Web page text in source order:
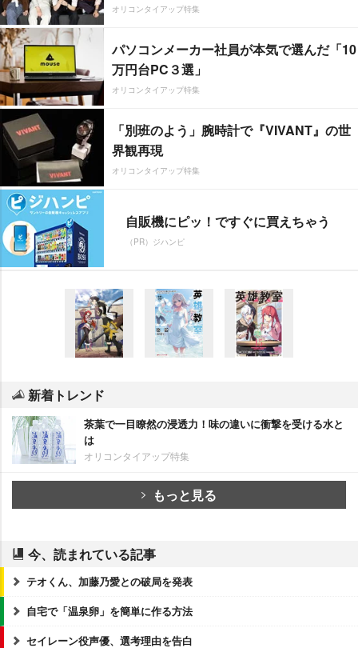
オリコンタイアップ特集
パソコンメーカー社員が本気で選んだ「10
万円台PC３選」
オリコンタイアップ特集
「別班のよう」腕時計で『VIVANT』の世
界観再現
オリコンタイアップ特集
自販機にピッ！ですぐに買えちゃう
（PR）ジハンピ
新着トレンド
茶葉で一目瞭然の浸透力！味の違いに衝撃を受ける水と
は
オリコンタイアップ特集
もっと見る
今、読まれている記事
テオくん、加藤乃愛との破局を発表
自宅で「温泉卵」を簡単に作る方法
セイレーン役声優、選考理由を告白